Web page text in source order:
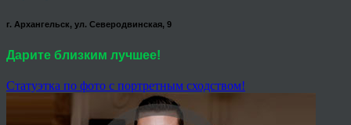
г. Архангельск, ул. Северодвинская, 9
Дарите близким лучшее!
Статуэтка по фото с портретным сходством!